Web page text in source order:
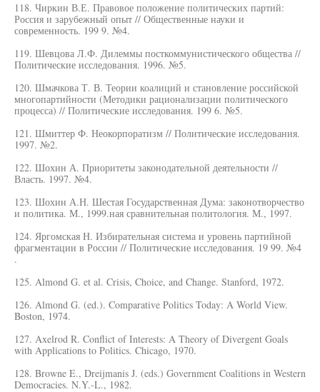
118. Чиркин В.Е. Правовое положение политических партий:
Россия и зарубежный опыт // Общественные науки и
современность. 199 9. №4.
119. Шевцова Л.Ф. Дилеммы посткоммунистического общества //
Политические исследования. 1996. №5.
120. Шмачкова Т. В. Теории коалиций и становление российской
многопартийности (Методики рационализации политического
процесса) // Политические исследования. 199 6. №5.
121. Шмиттер Ф. Неокорпоратизм // Политические исследования.
1997. №2.
122. Шохин А. Приоритеты законодательной деятельности //
Власть. 1997. №4.
123. Шохин А.Н. Шестая Государственная Дума: законотворчество
и политика. М., 1999.ная сравнительная политология. М., 1997.
124. Яргомская Н. Избирательная система и уровень партийной
фрагментации в России // Политические исследования. 19 99. №4
.
125. Almond G. et al. Crisis, Choice, and Change. Stanford, 1972.
126. Almond G. (ed.). Comparative Politics Today: A World View.
Boston, 1974.
127. Axelrod R. Conflict of Interests: A Theory of Divergent Goals
with Applications to Politics. Chicago, 1970.
128. Browne E., Dreijmanis J. (eds.) Government Coalitions in Western
Democracies. N.Y.-L., 1982.